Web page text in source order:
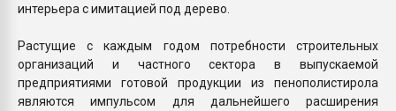
интерьера с имитацией под дерево.
Растущие с каждым годом потребности строительных
организаций и частного сектора в выпускаемой
предприятиями готовой продукции из пенополистирола
являются импульсом для дальнейшего расширения